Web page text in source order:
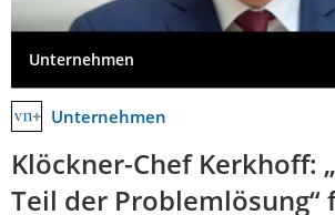
Unternehmen
Unternehmen
Klöckner-Chef Kerkhoff:
Teil der Problemlösung“